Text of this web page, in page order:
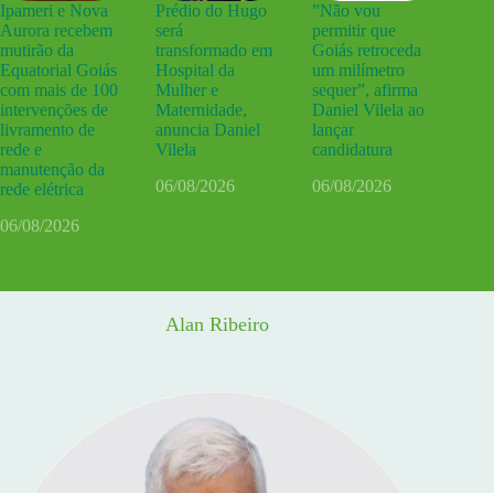
Ipameri e Nova
Aurora recebem
mutirão da
Equatorial Goiás
com mais de 100
intervenções de
livramento de
rede e
manutenção da
rede elétrica
06/08/2026
Prédio do Hugo
será
transformado em
Hospital da
Mulher e
Maternidade,
anuncia Daniel
Vilela
06/08/2026
”Não vou
permitir que
Goiás retroceda
um milímetro
sequer”, afirma
Daniel Vilela ao
lançar
candidatura
06/08/2026
Alan Ribeiro